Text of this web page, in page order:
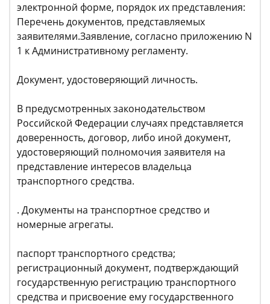
электронной форме, порядок их представления:
Перечень документов, представляемых
заявителями.Заявление, согласно приложению N
1 к Административному регламенту.
Документ, удостоверяющий личность.
В предусмотренных законодательством
Российской Федерации случаях представляется
доверенность, договор, либо иной документ,
удостоверяющий полномочия заявителя на
представление интересов владельца
транспортного средства.
. Документы на транспортное средство и
номерные агрегаты.
паспорт транспортного средства;
регистрационный документ, подтверждающий
государственную регистрацию транспортного
средства и присвоение ему государственного